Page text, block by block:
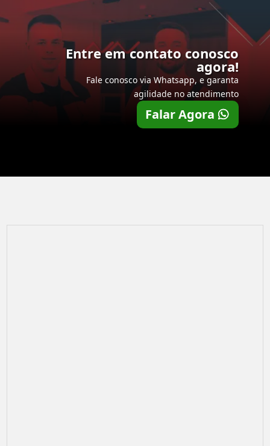
Entre em contato conosco
agora!
Fale conosco via Whatsapp, e garanta
agilidade no atendimento
Falar Agora